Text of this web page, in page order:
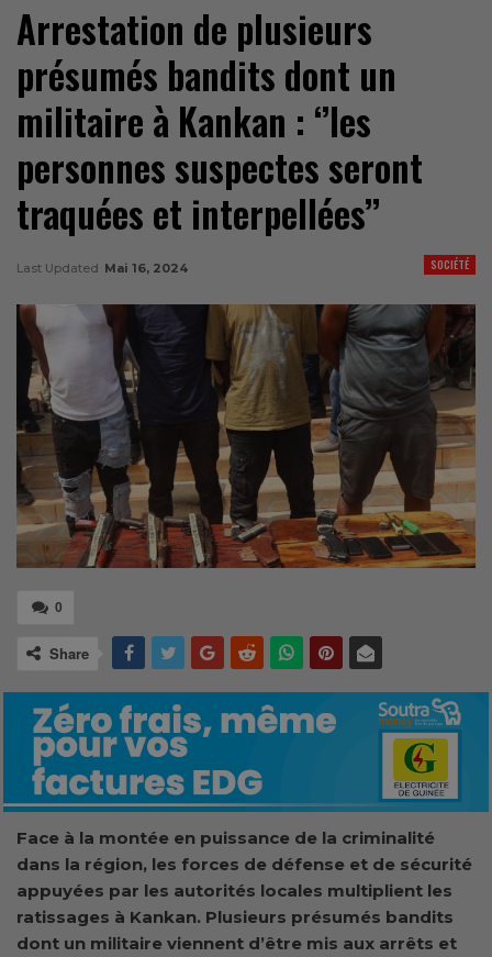
Arrestation de plusieurs
présumés bandits dont un
militaire à Kankan : ‘’les
personnes suspectes seront
traquées et interpellées’’
SOCIÉTÉ
Last Updated Mai 16, 2024
0
Share
Face à la montée en puissance de la criminalité
dans la région, les forces de défense et de sécurité
appuyées par les autorités locales multiplient les
ratissages à Kankan. Plusieurs présumés bandits
dont un militaire viennent d’être mis aux arrêts et